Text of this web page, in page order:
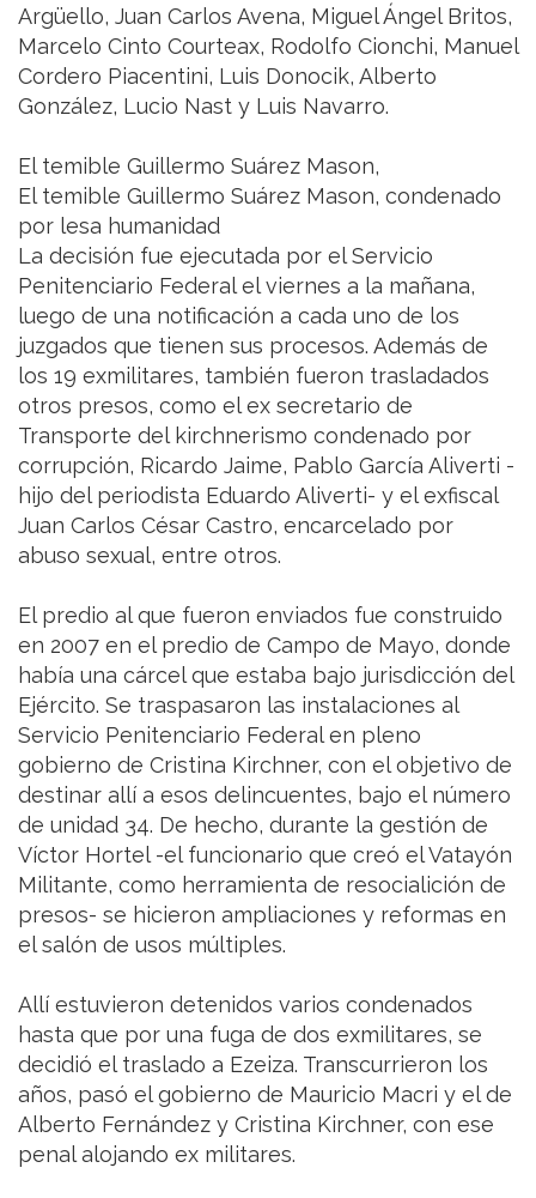
Argüello, Juan Carlos Avena, Miguel Ángel Britos,
Marcelo Cinto Courteax, Rodolfo Cionchi, Manuel
Cordero Piacentini, Luis Donocik, Alberto
González, Lucio Nast y Luis Navarro.
El temible Guillermo Suárez Mason,
El temible Guillermo Suárez Mason, condenado
por lesa humanidad
La decisión fue ejecutada por el Servicio
Penitenciario Federal el viernes a la mañana,
luego de una notificación a cada uno de los
juzgados que tienen sus procesos. Además de
los 19 exmilitares, también fueron trasladados
otros presos, como el ex secretario de
Transporte del kirchnerismo condenado por
corrupción, Ricardo Jaime, Pablo García Aliverti -
hijo del periodista Eduardo Aliverti- y el exfiscal
Juan Carlos César Castro, encarcelado por
abuso sexual, entre otros.
El predio al que fueron enviados fue construido
en 2007 en el predio de Campo de Mayo, donde
había una cárcel que estaba bajo jurisdicción del
Ejército. Se traspasaron las instalaciones al
Servicio Penitenciario Federal en pleno
gobierno de Cristina Kirchner, con el objetivo de
destinar allí a esos delincuentes, bajo el número
de unidad 34. De hecho, durante la gestión de
Víctor Hortel -el funcionario que creó el Vatayón
Militante, como herramienta de resocialición de
presos- se hicieron ampliaciones y reformas en
el salón de usos múltiples.
Allí estuvieron detenidos varios condenados
hasta que por una fuga de dos exmilitares, se
decidió el traslado a Ezeiza. Transcurrieron los
años, pasó el gobierno de Mauricio Macri y el de
Alberto Fernández y Cristina Kirchner, con ese
penal alojando ex militares.